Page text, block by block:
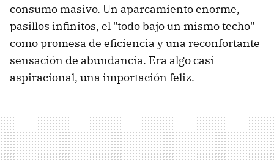
consumo masivo. Un aparcamiento enorme,
pasillos infinitos, el "todo bajo un mismo techo"
como promesa de eficiencia y una reconfortante
sensación de abundancia. Era algo casi
aspiracional, una importación feliz.